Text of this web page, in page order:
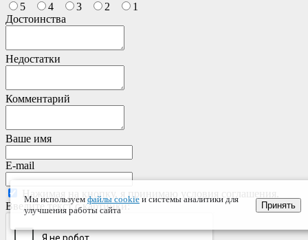
5
4 3 2
1
Достоинства
Недостатки
Комментарий
Ваше имя
E-mail
Нажимая на кнопку, я принимаю условия соглашения.
Введите текст с картинки:
Мы используемфайлы cookie и системы аналитики для
улучшения работы сайта
Принять